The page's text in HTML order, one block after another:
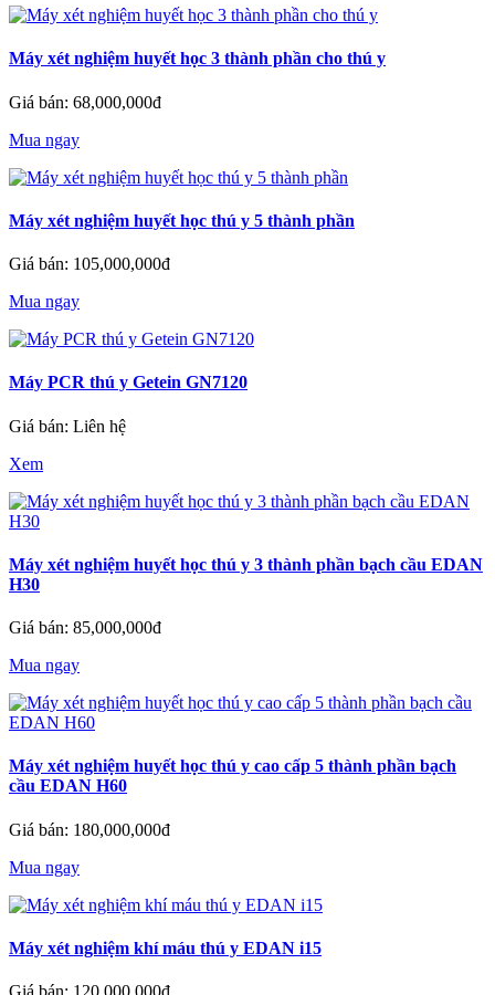
Máy xét nghiệm huyết học 3 thành phần cho thú y
Giá bán: 68,000,000đ
Mua ngay
Máy xét nghiệm huyết học thú y 5 thành phần
Giá bán: 105,000,000đ
Mua ngay
Máy PCR thú y Getein GN7120
Giá bán: Liên hệ
Xem
Máy xét nghiệm huyết học thú y 3 thành phần bạch cầu EDAN
H30
Giá bán: 85,000,000đ
Mua ngay
Máy xét nghiệm huyết học thú y cao cấp 5 thành phần bạch
cầu EDAN H60
Giá bán: 180,000,000đ
Mua ngay
Máy xét nghiệm khí máu thú y EDAN i15